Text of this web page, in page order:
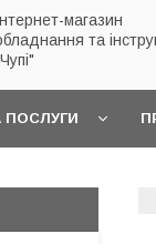
магазин
та
ПОСЛУГИ